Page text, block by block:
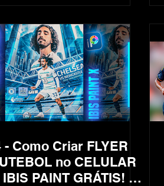
- Como Criar FLYER
no CELULAR
PAINT GRÁTIS! (+